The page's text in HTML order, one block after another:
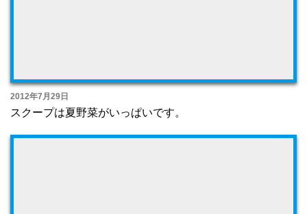
2012年7月29日
スクープは夏野菜がいっぱいです。